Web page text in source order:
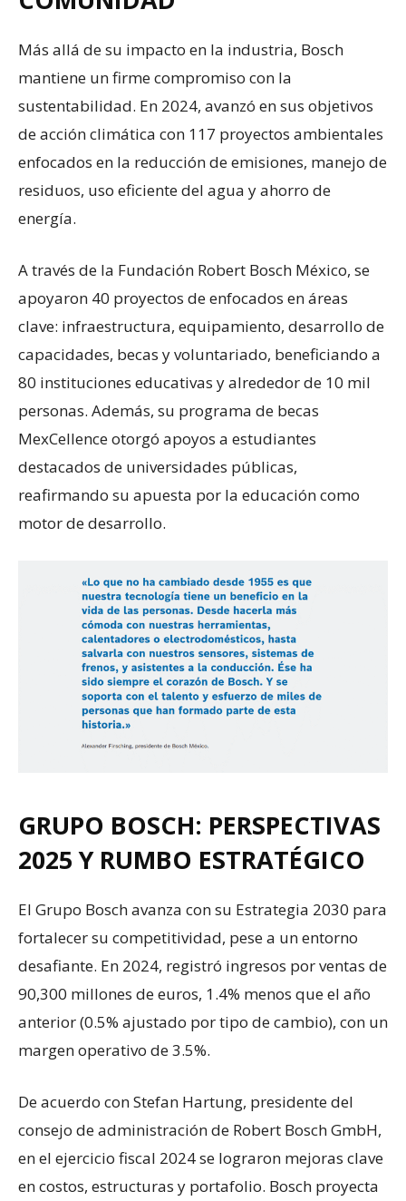
Más allá de su impacto en la industria, Bosch
mantiene un firme compromiso con la
sustentabilidad. En 2024, avanzó en sus objetivos
de acción climática con 117 proyectos ambientales
enfocados en la reducción de emisiones, manejo de
residuos, uso eficiente del agua y ahorro de
energía.
A través de la Fundación Robert Bosch México, se
apoyaron 40 proyectos de enfocados en áreas
clave: infraestructura, equipamiento, desarrollo de
capacidades, becas y voluntariado, beneficiando a
80 instituciones educativas y alrededor de 10 mil
personas. Además, su programa de becas
MexCellence otorgó apoyos a estudiantes
destacados de universidades públicas,
reafirmando su apuesta por la educación como
motor de desarrollo.
GRUPO BOSCH: PERSPECTIVAS
2025 Y RUMBO ESTRATÉGICO
El Grupo Bosch avanza con su Estrategia 2030 para
fortalecer su competitividad, pese a un entorno
desafiante. En 2024, registró ingresos por ventas de
90,300 millones de euros, 1.4% menos que el año
anterior (0.5% ajustado por tipo de cambio), con un
margen operativo de 3.5%.
De acuerdo con Stefan Hartung, presidente del
consejo de administración de Robert Bosch GmbH,
en el ejercicio fiscal 2024 se lograron mejoras clave
en costos, estructuras y portafolio. Bosch proyecta